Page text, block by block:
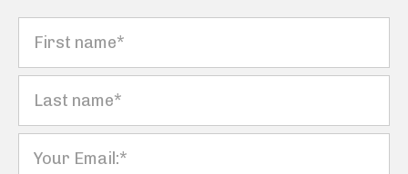
bien fondé d'une telle formation pour votre projet
professionnel.